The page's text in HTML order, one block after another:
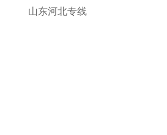
山东河北专线